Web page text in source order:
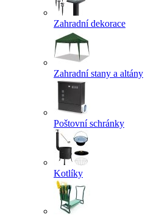
Zahradní dekorace
Zahradní stany a altány
Poštovní schránky
Kotlíky